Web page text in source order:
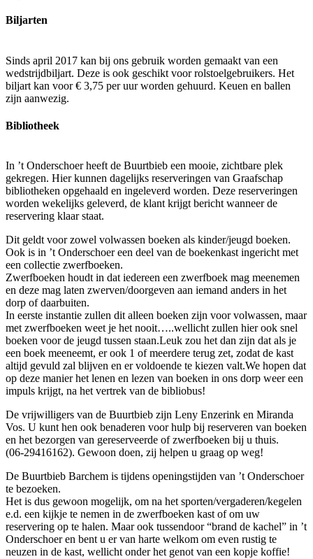
Biljarten
Sinds april 2017 kan bij ons gebruik worden gemaakt van een
wedstrijdbiljart. Deze is ook geschikt voor rolstoelgebruikers. Het
biljart kan voor € 3,75 per uur worden gehuurd. Keuen en ballen
zijn aanwezig.
Bibliotheek
In ’t Onderschoer heeft de Buurtbieb een mooie, zichtbare plek
gekregen. Hier kunnen dagelijks reserveringen van Graafschap
bibliotheken opgehaald en ingeleverd worden. Deze reserveringen
worden wekelijks geleverd, de klant krijgt bericht wanneer de
reservering klaar staat.
Dit geldt voor zowel volwassen boeken als kinder/jeugd boeken.
Ook is in ’t Onderschoer een deel van de boekenkast ingericht met
een collectie zwerfboeken.
Zwerfboeken houdt in dat iedereen een zwerfboek mag meenemen
en deze mag laten zwerven/doorgeven aan iemand anders in het
dorp of daarbuiten.
In eerste instantie zullen dit alleen boeken zijn voor volwassen, maar
met zwerfboeken weet je het nooit…..wellicht zullen hier ook snel
boeken voor de jeugd tussen staan.Leuk zou het dan zijn dat als je
een boek meeneemt, er ook 1 of meerdere terug zet, zodat de kast
altijd gevuld zal blijven en er voldoende te kiezen valt.We hopen dat
op deze manier het lenen en lezen van boeken in ons dorp weer een
impuls krijgt, na het vertrek van de bibliobus!
De vrijwilligers van de Buurtbieb zijn Leny Enzerink en Miranda
Vos. U kunt hen ook benaderen voor hulp bij reserveren van boeken
en het bezorgen van gereserveerde of zwerfboeken bij u thuis.
(06-29416162). Gewoon doen, zij helpen u graag op weg!
De Buurtbieb Barchem is tijdens openingstijden van ’t Onderschoer
te bezoeken.
Het is dus gewoon mogelijk, om na het sporten/vergaderen/kegelen
e.d. een kijkje te nemen in de zwerfboeken kast of om uw
reservering op te halen. Maar ook tussendoor “brand de kachel” in ’t
Onderschoer en bent u er van harte welkom om even rustig te
neuzen in de kast, wellicht onder het genot van een kopje koffie!